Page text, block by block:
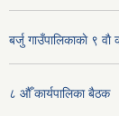
बर्जु गाउँपालिकाकाे ९ वाै‌
८ औँ कार्यपालिका बैठक